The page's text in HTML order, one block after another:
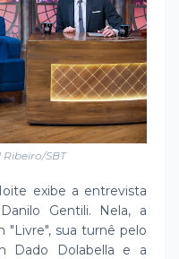
SBT
exibe a entrevista
Gentili. Nela, a
"Livre", sua turnê pelo
Dado Dolabella e a